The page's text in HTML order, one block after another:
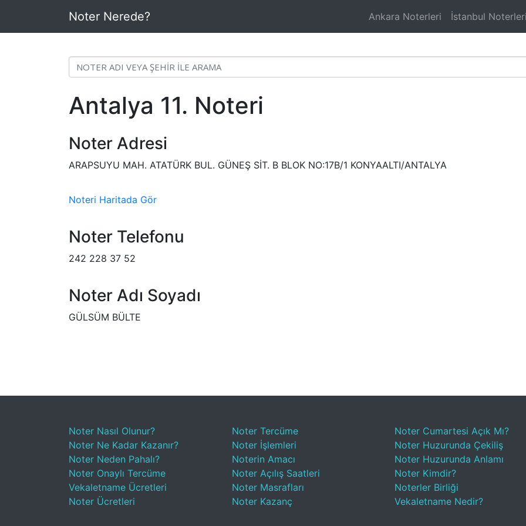
Noter Nerede? Ankara Noterleri İstanbul Noterleri
Antalya 11. Noteri
Noter Adresi
ARAPSUYU MAH. ATATÜRK BUL. GÜNEŞ SİT. B BLOK NO:17B/1 KONYAALTI/ANTALYA
Noteri Haritada Gör
Noter Telefonu
242 228 37 52
Noter Adı Soyadı
GÜLSÜM BÜLTE
Noter Nasıl Olunur?
Noter Ne Kadar Kazanır?
Noter Neden Pahalı?
Noter Onaylı Tercüme
Vekaletname Ücretleri
Noter Ücretleri
Noter Tercüme
Noter İşlemleri
Noterin Amacı
Noter Açılış Saatleri
Noter Masrafları
Noter Kazanç
Noter Cumartesi Açık Mı?
Noter Huzurunda Çekiliş
Noter Huzurunda Anlamı
Noter Kimdir?
Noterler Birliği
Vekaletname Nedir?